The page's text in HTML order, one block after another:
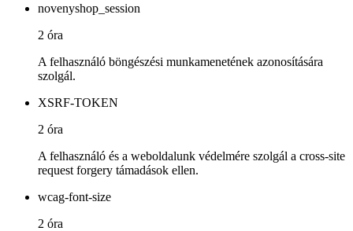
novenyshop_session
2 óra
A felhasználó böngészési munkamenetének azonosítására
szolgál.
XSRF-TOKEN
2 óra
A felhasználó és a weboldalunk védelmére szolgál a cross-site
request forgery támadások ellen.
wcag-font-size
2 óra